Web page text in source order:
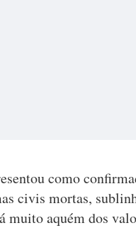
como
civis mortas,
muito aquém dos